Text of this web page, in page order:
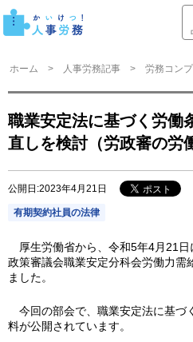
ホーム 人事労務記事 労務コン
職業安定法に基づく労働
直しを検討（労政審の労
公開日:2023年4月21日
有期契約社員の法律
厚生労働省から、令和5年4月21
政策審議会職業安定分科会労働力需
ました。
今回の部会で、職業安定法に基づ
料が公開されています。